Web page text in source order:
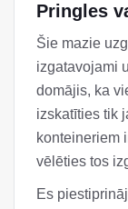
Pringles
Šie mazie
izgatavojami
domājis, ka
izskatīties tik
konteineriem
vēlēties tos
Es